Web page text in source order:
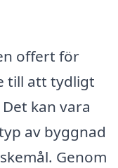
offert för
till att tydligt
kan vara
av byggnad
Genom